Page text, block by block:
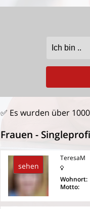
✅ Es wurden über
Frauen -
sehen
TeresaM
Wohnort:
Motto: